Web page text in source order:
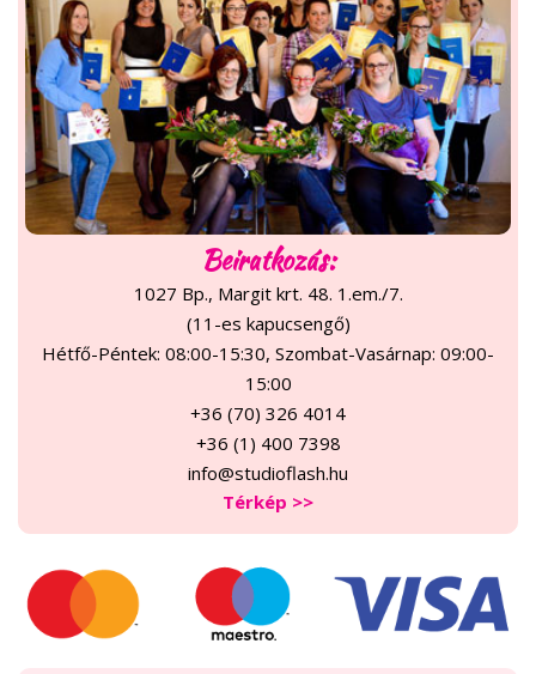
Beiratkozás:
1027 Bp., Margit krt. 48. 1.em./7.
(11-es kapucsengő)
Hétfő-Péntek: 08:00-15:30, Szombat-Vasárnap: 09:00-
15:00
+36 (70) 326 4014
+36 (1) 400 7398
info@studioflash.hu
Térkép >>